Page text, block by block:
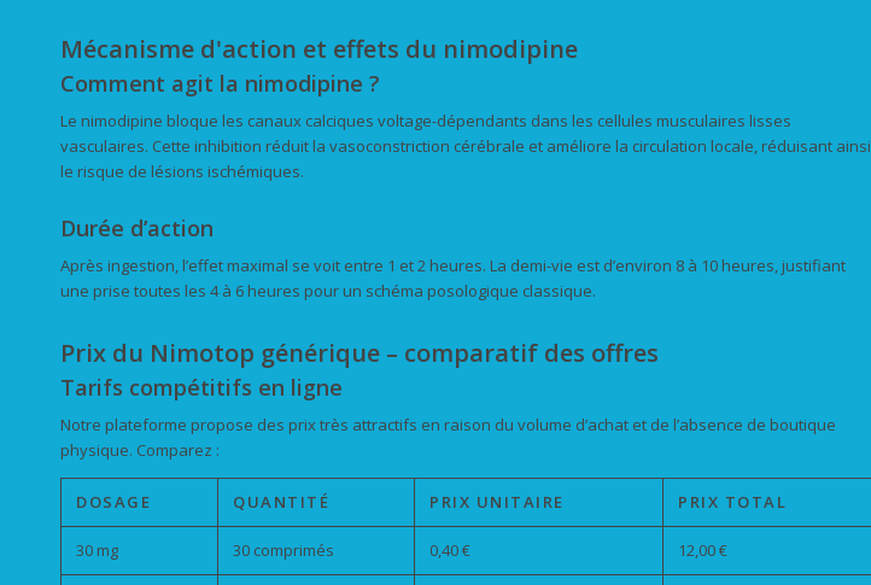
Mécanisme d'action et effets du nimodipine
Comment agit la nimodipine ?
Le nimodipine bloque les canaux calciques voltage-dépendants dans les cellules musculaires lisses
vasculaires. Cette inhibition réduit la vasoconstriction cérébrale et améliore la circulation locale, réduisant ainsi
le risque de lésions ischémiques.
Durée d’action
Après ingestion, l’effet maximal se voit entre 1 et 2 heures. La demi-vie est d’environ 8 à 10 heures, justifiant
une prise toutes les 4 à 6 heures pour un schéma posologique classique.
Prix du Nimotop générique – comparatif des offres
Tarifs compétitifs en ligne
Notre plateforme propose des prix très attractifs en raison du volume d’achat et de l’absence de boutique
physique. Comparez :
DOSAGE QUANTITÉ PRIX UNITAIRE PRIX TOTAL
30 mg 30 comprimés 0,40 € 12,00 €